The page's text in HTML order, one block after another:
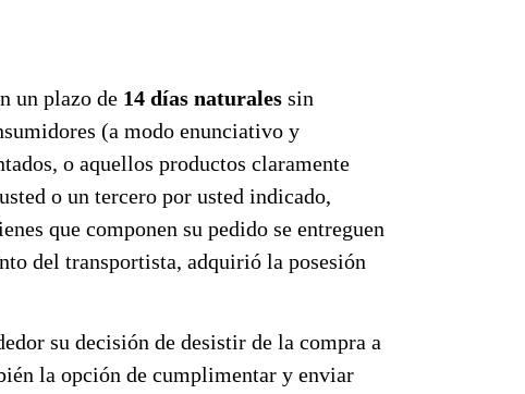
un plazo de 14 días naturales sin
(a modo enunciativo y
o aquellos productos claramente
o un tercero por usted indicado,
que componen su pedido se entreguen
del transportista, adquirió la posesión
su decisión de desistir de la compra a
la opción de cumplimentar y enviar